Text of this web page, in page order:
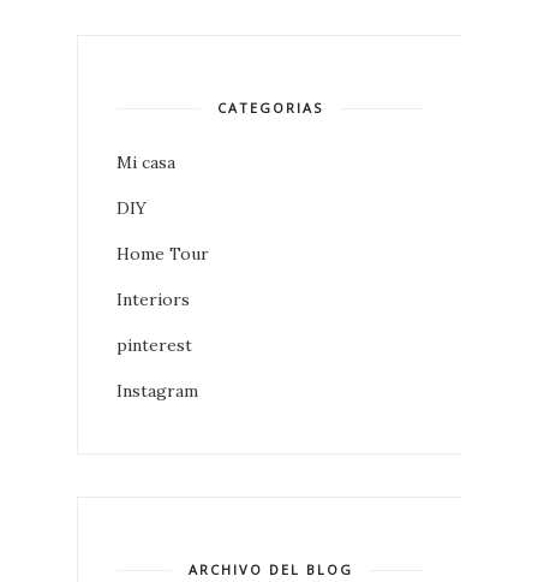
CATEGORIAS
Mi casa
DIY
Home Tour
Interiors
pinterest
Instagram
ARCHIVO DEL BLOG